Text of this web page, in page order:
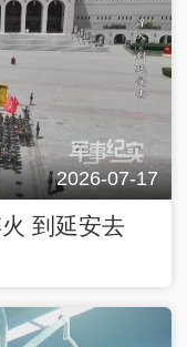
2026-07-17
到延安去